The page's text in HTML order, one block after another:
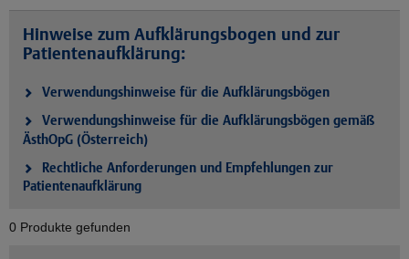
Hinweise zum Aufklärungsbogen und zur
Patientenaufklärung:
Verwendungshinweise für die Aufklärungsbögen
Verwendungshinweise für die Aufklärungsbögen gemäß
ÄsthOpG (Österreich)
Rechtliche Anforderungen und Empfehlungen zur
Patientenaufklärung
0 Produkte gefunden